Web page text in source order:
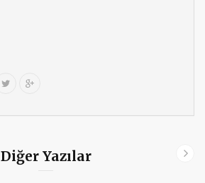
Diğer Yazılar